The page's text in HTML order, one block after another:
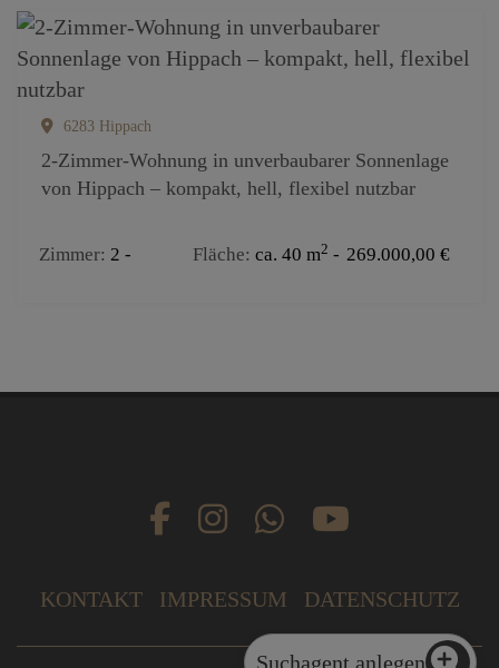
2-Zimmer-Wohnung in unverbaubarer Sonnenlage
von Hippach – kompakt, hell, flexibel nutzbar
6283 Hippach
Zimmer 2 Fläche ca. 40 m2 269.000,00 €
KONTAKT IMPRESSUM DATENSCHUTZ
Suchagent anlegen